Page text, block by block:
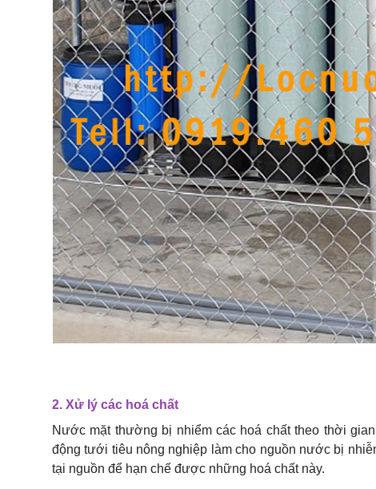
2. Xử lý các hoá chất
Nước mặt thường bị nhiểm các hoá chất theo thời
động tưới tiêu nông nghiệp làm cho nguồn nước bị
tại nguồn để hạn chế được những hoá chất này.